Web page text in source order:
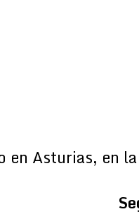
en Asturias, en